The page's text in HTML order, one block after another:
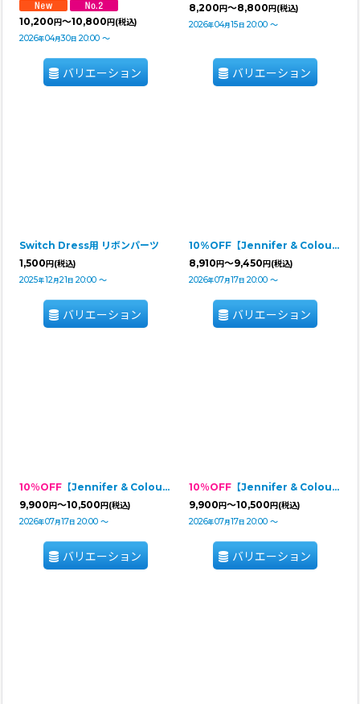
10,200 円～10,800 円 (税込)
2026年04月30日 20:00 ～
バリエーション
8,200円～8,800円(税込)
2026年04月15 日 20:00 ～
バリエーション
Switch Dress用 リボンパーツ
1,500 円 (税込)
2025年12月21 日 20:00 ～
バリエーション
10%OFF【Jennifer & Colour】Switch Dress：J'sカメリヤ
8,910 円～9,450 円 (税込)
2026年07月17日 20:00 ～
バリエーション
10％OFF 【Jennifer & Colour】Switch Dress：PINK TWEED
9,900 円～10,500 円 (税込)
2026年07月17日 20:00 ～
バリエーション
10％OFF 【Jennifer & Colour】Switch Dress：BLACK TWEED
9,900 円～10,500 円 (税込)
2026年07月17日 20:00 ～
バリエーション